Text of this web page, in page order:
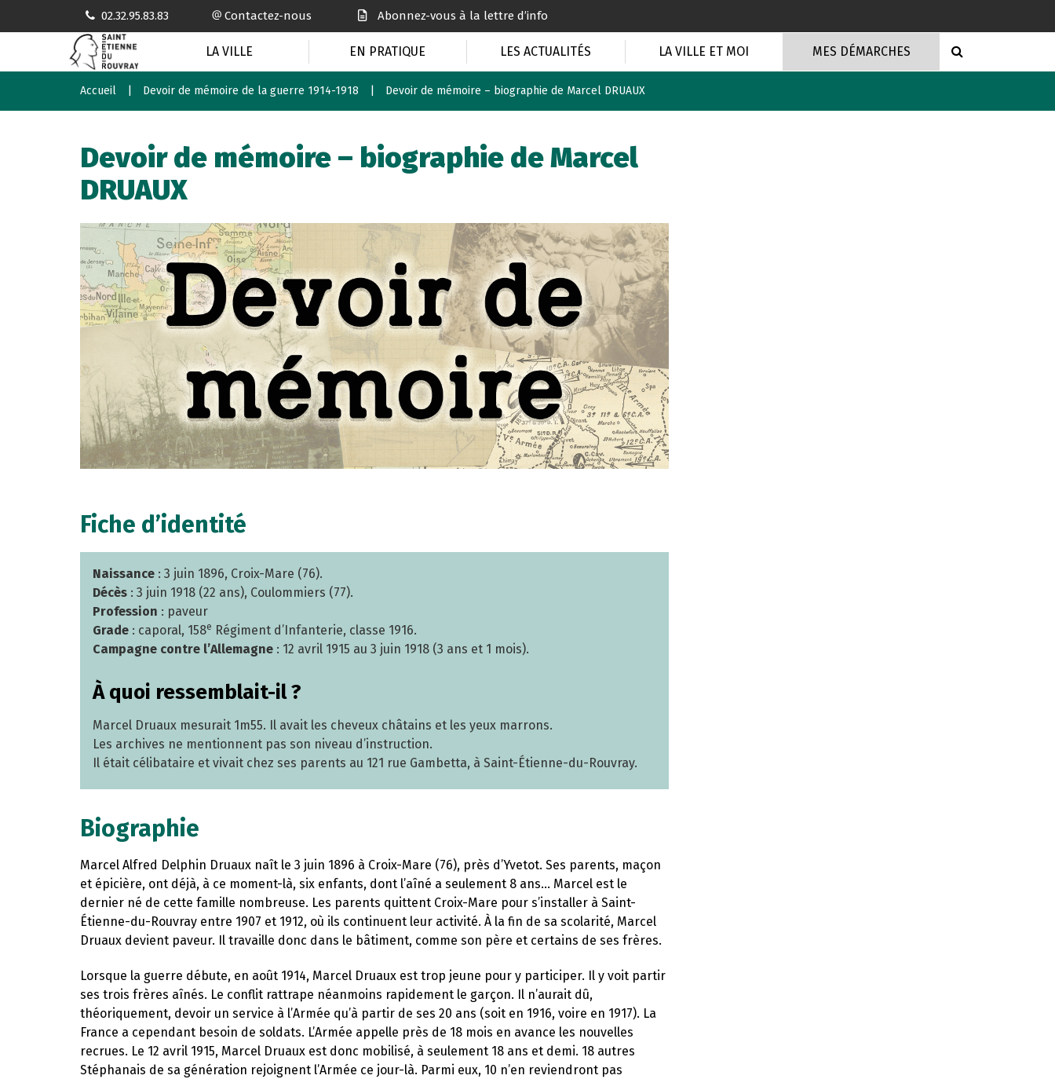
02.32.95.83.83 Contactez-nous Abonnez-vous à la lettre d’info
LA VILLE EN PRATIQUE LES ACTUALITÉS LA VILLE ET MOI MES DÉMARCHES
Accueil Devoir de mémoire de la guerre 1914-1918 Devoir de mémoire – biographie de Marcel DRUAUX
Devoir de mémoire – biographie de Marcel
DRUAUX
Fiche d’identité
Naissance : 3 juin 1896, Croix-Mare (76).
Décès : 3 juin 1918 (22 ans), Coulommiers (77).
Profession : paveur
Grade : caporal, 158e Régiment d’Infanterie, classe 1916.
Campagne contre l’Allemagne : 12 avril 1915 au 3 juin 1918 (3 ans et 1 mois).
À quoi ressemblait-il ?
Marcel Druaux mesurait 1m55. Il avait les cheveux châtains et les yeux marrons.
Les archives ne mentionnent pas son niveau d’instruction.
Il était célibataire et vivait chez ses parents au 121 rue Gambetta, à Saint-Étienne-du-Rouvray.
Biographie
Marcel Alfred Delphin Druaux naît le 3 juin 1896 à Croix-Mare (76), près d’Yvetot. Ses parents, maçon
et épicière, ont déjà, à ce moment-là, six enfants, dont l’aîné a seulement 8 ans… Marcel est le
dernier né de cette famille nombreuse. Les parents quittent Croix-Mare pour s’installer à Saint-
Étienne-du-Rouvray entre 1907 et 1912, où ils continuent leur activité. À la fin de sa scolarité, Marcel
Druaux devient paveur. Il travaille donc dans le bâtiment, comme son père et certains de ses frères.
Lorsque la guerre débute, en août 1914, Marcel Druaux est trop jeune pour y participer. Il y voit partir
ses trois frères aînés. Le conflit rattrape néanmoins rapidement le garçon. Il n’aurait dû,
théoriquement, devoir un service à l’Armée qu’à partir de ses 20 ans (soit en 1916, voire en 1917). La
France a cependant besoin de soldats. L’Armée appelle près de 18 mois en avance les nouvelles
recrues. Le 12 avril 1915, Marcel Druaux est donc mobilisé, à seulement 18 ans et demi. 18 autres
Stéphanais de sa génération rejoignent l’Armée ce jour-là. Parmi eux, 10 n’en reviendront pas